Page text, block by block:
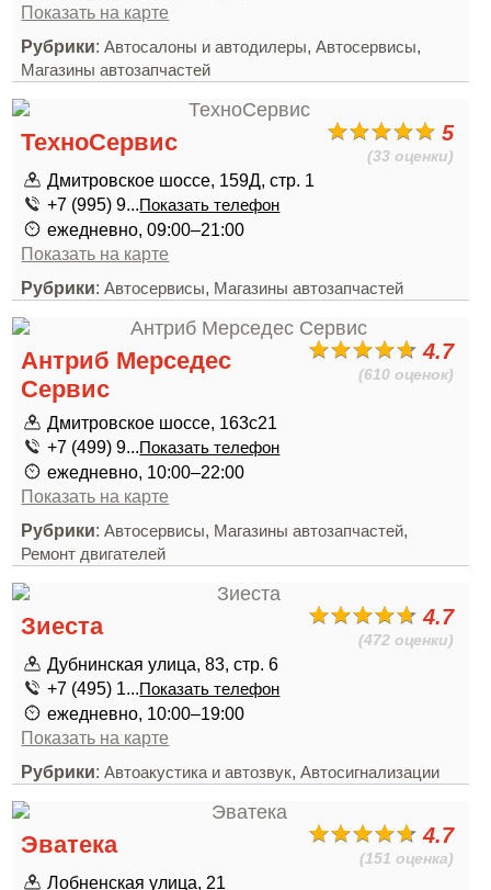
Показать на карте
Рубрики:Автосалоны и автодилеры,Автосервисы,
Магазины автозапчастей
5
(33 оценки)
ТехноСервис
Дмитровское шоссе, 159Д, стр. 1
+7 (995) 9...Показать телефон
ежедневно, 09:00–21:00
Показать на карте
Рубрики:Автосервисы, Магазины автозапчастей
4.7
(610 оценок)
Антриб Мерседес
Сервис
Дмитровское шоссе, 163с21
+7 (499) 9...Показать телефон
ежедневно, 10:00–22:00
Показать на карте
Рубрики:Автосервисы, Магазины автозапчастей,
Ремонт двигателей
4.7
(472 оценки)
Зиеста
Дубнинская улица, 83, стр. 6
+7 (495) 1...Показать телефон
ежедневно, 10:00–19:00
Показать на карте
Рубрики:Автоакустика и автозвук,Автосигнализации
4.7
(151 оценка)
Эватека
Лобненская улица, 21